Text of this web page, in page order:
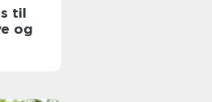
til
og